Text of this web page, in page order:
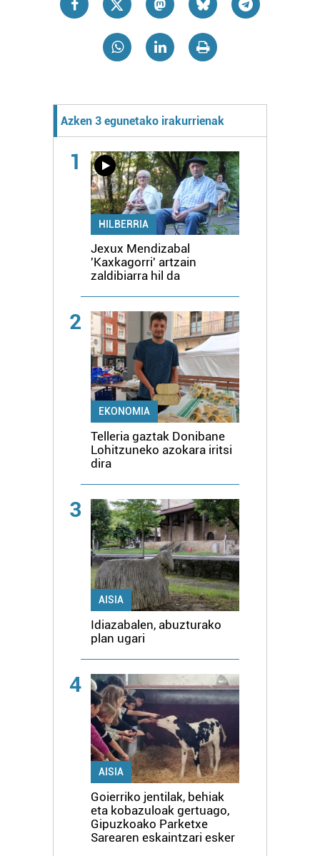
Azken 3 egunetako irakurrienak
1
HILBERRIA
Jexux Mendizabal
'Kaxkagorri' artzain
zaldibiarra hil da
2
EKONOMIA
Telleria gaztak Donibane
Lohitzuneko azokara iritsi
dira
3
AISIA
Idiazabalen, abuzturako
plan ugari
4
AISIA
Goierriko jentilak, behiak
eta kobazuloak gertuago,
Gipuzkoako Parketxe
Sarearen eskaintzari esker